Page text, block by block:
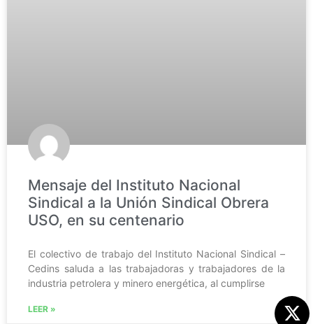
Mensaje del Instituto Nacional
Sindical a la Unión Sindical Obrera
USO, en su centenario
El colectivo de trabajo del Instituto Nacional Sindical –
Cedins saluda a las trabajadoras y trabajadores de la
industria petrolera y minero energética, al cumplirse
LEER »